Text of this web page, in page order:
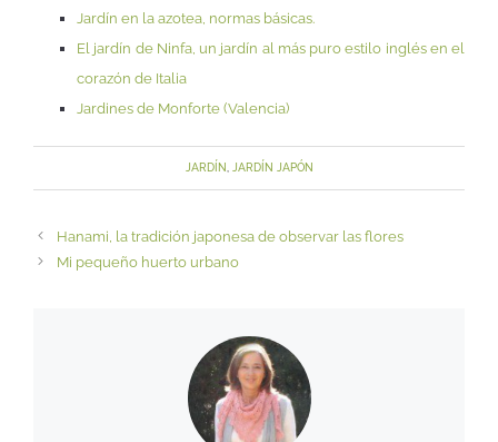
Jardín en la azotea, normas básicas.
El jardín de Ninfa, un jardín al más puro estilo inglés en el
corazón de Italia
Jardines de Monforte (Valencia)
JARDÍN JARDÍN JAPÓN
Hanami, la tradición japonesa de observar las flores
Mi pequeño huerto urbano